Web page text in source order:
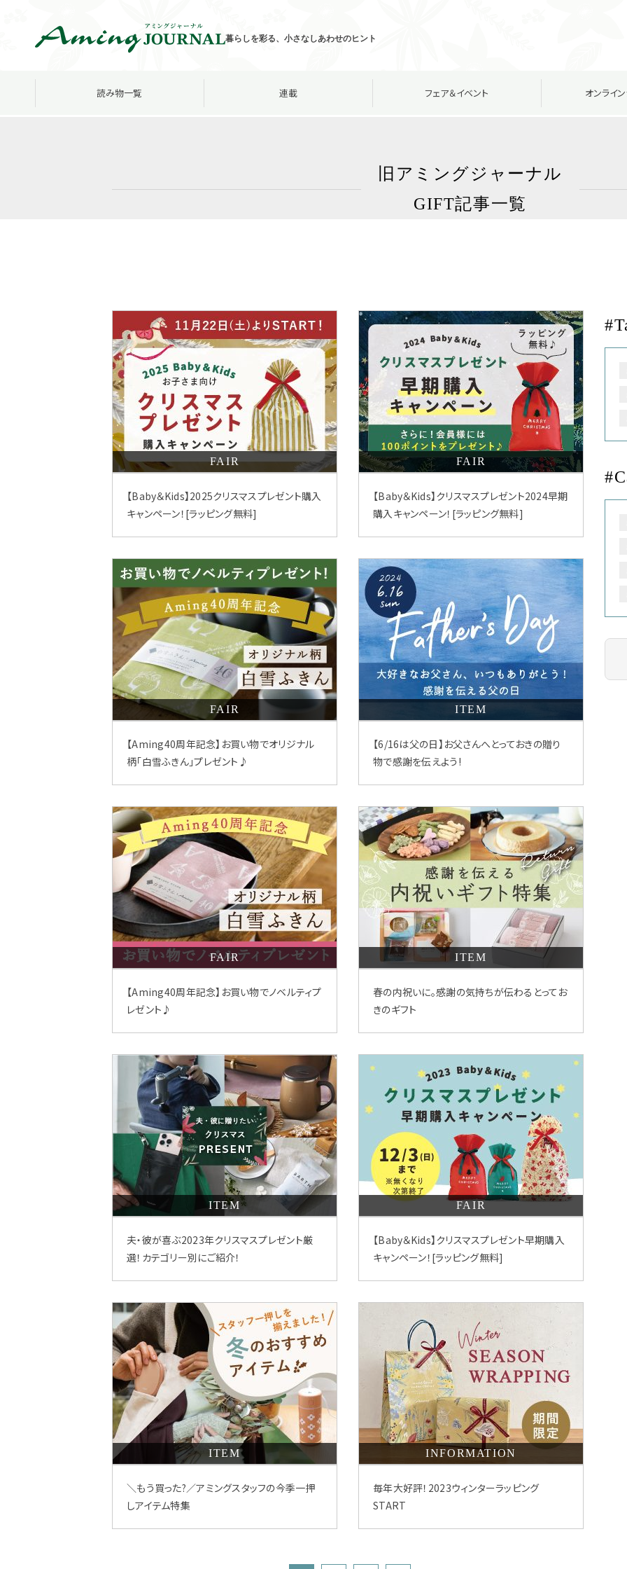
暮らしを彩る、小さなしあわせのヒント
読み物一覧 連載 フェア＆イベント オンライ
旧アミングジャーナル
GIFT記事一覧
FAIR
【Baby＆Kids】2025クリスマスプレゼント購入
キャンペーン！[ラッピング無料]
FAIR
【Baby＆Kids】クリスマスプレゼント2024早期
購入キャンペーン！[ラッピング無料]
FAIR
【Aming40周年記念】お買い物でオリジナル
柄「白雪ふきん」プレゼント♪
ITEM
【6/16は父の日】お父さんへとっておきの贈り
物で感謝を伝えよう!
FAIR
【Aming40周年記念】お買い物でノベルティプ
レゼント♪
ITEM
春の内祝いに。感謝の気持ちが伝わるとってお
きのギフト
ITEM
夫・彼が喜ぶ2023年クリスマスプレゼント厳
選！カテゴリー別にご紹介！
FAIR
【Baby＆Kids】クリスマスプレゼント早期購入
キャンペーン！[ラッピング無料]
ITEM
＼もう買った?／アミングスタッフの今季一押
しアイテム特集
INFORMATION
毎年大好評！2023ウィンターラッピング
START